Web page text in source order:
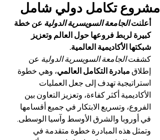
مشروع تكامل دولي شامل
أعلنت الجامعة السويسرية الدولية عن خطة
كبيرة لربط فروعها حول العالم وتعزيز
شبكتها الأكاديمية العالمية.
كشفت الجامعة السويسرية الدولية عن
إطلاق مبادرة التكامل العالمي، وهي خطوة
استراتيجية تهدف إلى جعل العمليات
الأكاديمية أكثر كفاءة، وتعزيز التعاون بين
الفروع، وتسريع الابتكار في جميع أقسامها
في أوروبا والشرق الأوسط وآسيا الوسطى.
وتمثل هذه المبادرة خطوة متقدمة في